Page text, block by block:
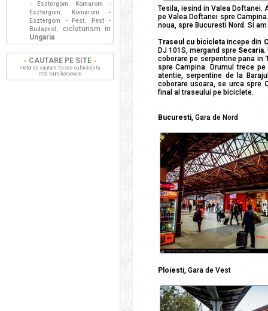
Tesila, iesind in Valea Doftanei.
pe Valea Doftanei spre
noua, spre Bucuresti Nord. Si
Traseul cu bicicletaincepe din
DJ 101S, mergand spre Secaria.
coborare pe serpentine pana in
spre Campina. Drumul trece
atentie, serpentine de la
coborare usoara, se urca spre
final al traseului pe biciclete.
Bucuresti, Gara de Nord
Ploiesti, Gara de Vest
- Esztergom ,
Komarom -
Esztergom ,
Komarom -
Esztergom - Pest,
Pest -
Budapest,
cicloturism in
Ungaria
CAUTARE PE SITE
motor de cautare trasee cu bicicleta
mtb-tours.kerucov.ro